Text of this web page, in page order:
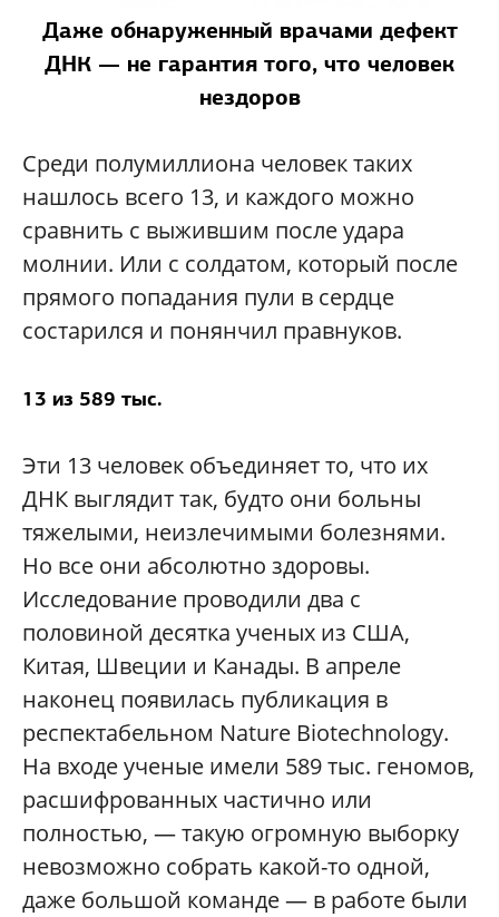
Даже обнаруженный врачами дефект
ДНК — не гарантия того, что человек
нездоров
Среди полумиллиона человек таких
нашлось всего 13, и каждого можно
сравнить с выжившим после удара
молнии. Или с солдатом, который после
прямого попадания пули в сердце
состарился и понянчил правнуков.
13 из 589 тыс.
Эти 13 человек объединяет то, что их
ДНК выглядит так, будто они больны
тяжелыми, неизлечимыми болезнями.
Но все они абсолютно здоровы.
Исследование проводили два с
половиной десятка ученых из США,
Китая, Швеции и Канады. В апреле
наконец появилась публикация в
респектабельном Nature Biotechnology.
На входе ученые имели 589 тыс. геномов,
расшифрованных частично или
полностью, — такую огромную выборку
невозможно собрать какой-то одной,
даже большой команде — в работе были